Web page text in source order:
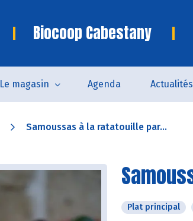
Biocoop Cabestany
Le magasin Agenda Actualités
Samoussas à la ratatouille par...
Plat principal